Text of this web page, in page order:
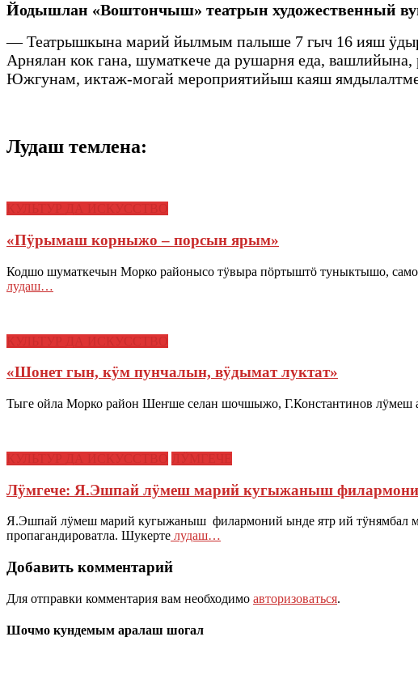
Йодышлан «Воштончыш» театрын художественный
— Театрышкына марий йылмым палыше 7 гыч 16 ияш
Арнялан кок гана, шуматкече да рушарня еда,
Южгунам, иктаж-могай мероприятийыш каяш
Лудаш темлена:
«Пӱрымаш корныжо – порсын ярым»
Кодшо шуматкечын Морко районысо тӱвыра пӧртыштӧ туныктышо,
лудаш…
«Шонет гын, кӱм пунчалын, вӱдымат луктат»
Тыге ойла Морко район Шеҥше селан шочшыжо, Г.Константинов лӱмеш
Лӱмгече: Я.Эшпай лӱмеш марий кугыжаныш
Я.Эшпай лӱмеш марий кугыжаныш филармоний ынде ятр ий тӱнямбал
пропагандироватла. Шукерте лудаш…
Добавить комментарий
Для отправки комментария вам необходимо авторизоваться.
Шочмо кундемым аралаш шогал